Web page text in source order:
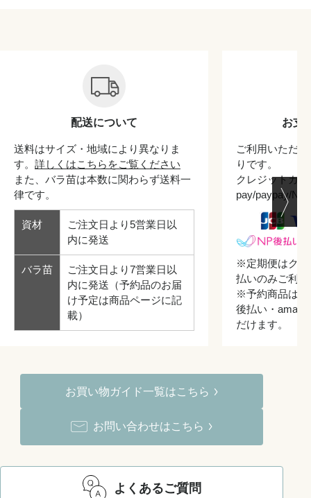
配送について
送料はサイズ・地域により異なりま
す。 詳しくはこちらをご覧ください
また、バラ苗は本数に関わらず送料一
律です。
資材
ご注文日より5営業日以
内に発送
バラ苗
ご注文日より7営業日以
内に発送（予約品のお届
け予定は商品ページに記
載）
お支
ご利用いただ
りです。
クレジットカ
pay/paypay/
※定期便はクレ
払いのみご利
※予約商品はク
後払い・
だけます。
お買い物ガイド一覧はこちら
お問い合わせはこちら
よくあるご質問